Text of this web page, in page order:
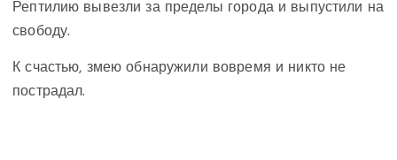
Рептилию вывезли за пределы города и выпустили на
свободу.
К счастью, змею обнаружили вовремя и никто не
пострадал.